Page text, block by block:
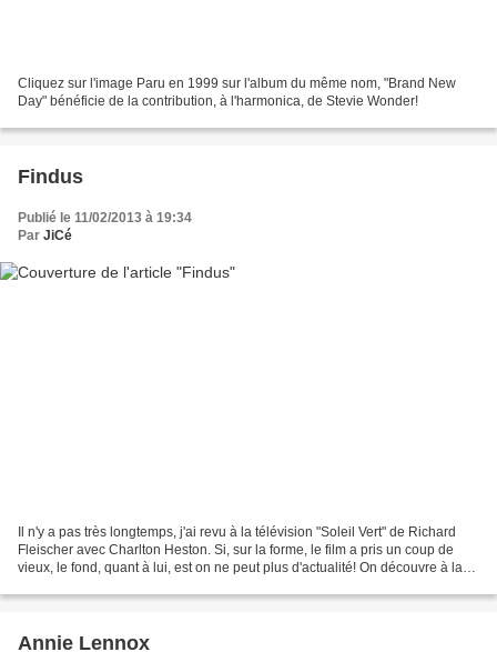
Cliquez sur l'image Paru en 1999 sur l'album du même nom, "Brand New
Day" bénéficie de la contribution, à l'harmonica, de Stevie Wonder!
Findus
Publié le 11/02/2013 à 19:34
Par JiCé
Il n'y a pas très longtemps, j'ai revu à la télévision "Soleil Vert" de Richard
Fleischer avec Charlton Heston. Si, sur la forme, le film a pris un coup de
vieux, le fond, quant à lui, est on ne peut plus d'actualité! On découvre à la
Annie Lennox